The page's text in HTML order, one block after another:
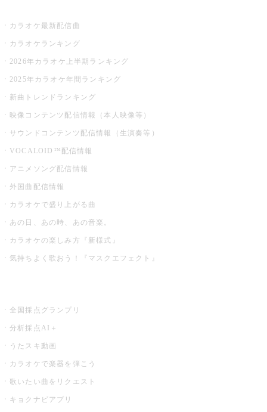
カラオケ最新配信曲
カラオケランキング
2026年カラオケ上半期ランキング
2025年カラオケ年間ランキング
新曲トレンドランキング
映像コンテンツ配信情報（本人映像等）
サウンドコンテンツ配信情報（生演奏等）
VOCALOID™配信情報
アニメソング配信情報
外国曲配信情報
カラオケで盛り上がる曲
あの日、あの時、あの音楽。
カラオケの楽しみ方『新様式』
気持ちよく歌おう！『マスクエフェクト』
全国採点グランプリ
分析採点AI＋
うたスキ動画
カラオケで楽器を弾こう
歌いたい曲をリクエスト
キョクナビアプリ